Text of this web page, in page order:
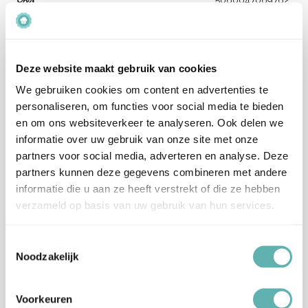
Deze website maakt gebruik van cookies
We gebruiken cookies om content en advertenties te
personaliseren, om functies voor social media te bieden
en om ons websiteverkeer te analyseren. Ook delen we
informatie over uw gebruik van onze site met onze
partners voor social media, adverteren en analyse. Deze
partners kunnen deze gegevens combineren met andere
informatie die u aan ze heeft verstrekt of die ze hebben
verzameld op basis van uw gebruik van hun services.
Noodzakelijk
Voorkeuren
Er zijn nog geen beoordelingen.
Enkel ingelogde klanten die dit product gekocht hebben,
kunnen een beoordeling schrijven.
Verzenden en levertijd:
Onze pakketten worden verstuurd met PostNL.
Op werkdagen (maandag tot vrijdag) geldt: voor 15:00 besteld
en betaald = dezelfde werkdag verzonden.
Hierdoor kan je bestelling langer onderweg zijn dan normaal
(langere levertijden), wij vragen je hiermee rekening te houden
Wij hebben helaas geen invloed op de snelheid van de